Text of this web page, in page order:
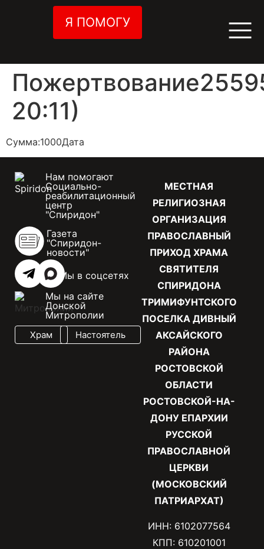
Я ПОМОГУ
20:11)
Сумма:1000Дата
МЕСТНАЯ
РЕЛИГИОЗНАЯ
ОРГАНИЗАЦИЯ
ПРАВОСЛАВНЫЙ
ПРИХОД ХРАМА
СВЯТИТЕЛЯ
СПИРИДОНА
ТРИМИФУНТСКОГО
ПОСЕЛКА ДИВНЫЙ
АКСАЙСКОГО
РАЙОНА
РОСТОВСКОЙ
ОБЛАСТИ
РОСТОВСКОЙ-НА-
ДОНУ ЕПАРХИИ
РУССКОЙ
ПРАВОСЛАВНОЙ
ЦЕРКВИ
(МОСКОВСКИЙ
ПАТРИАРХАТ)
ИНН: 6102077564
КПП: 610201001
Нам помогают
Социально-
реабилитационный
центр
"Спиридон"
Газета
"Спиридон-
новости"
Мы в соцсетях
Мы на сайте
Донской
Митрополии
Храм Настоятель